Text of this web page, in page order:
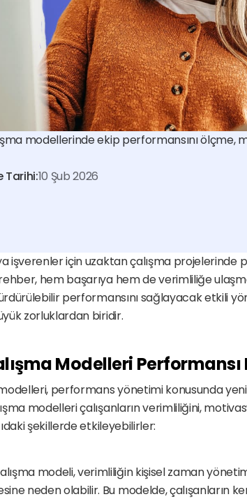
modellerinde ekip performansını
Tarihi:10 Şub 2026
işverenler için uzaktan çalışma
hem başarıya hem de verimliliğe
performansını sağlayacak etkili
zorluklardan biridir.
Modelleri Performansı
performans yönetimi konusunda
modelleri çalışanların verimliliğini,
şekillerde etkileyebilirler:
modeli, verimliliğin kişisel zaman
neden olabilir. Bu modelde, çalışanların